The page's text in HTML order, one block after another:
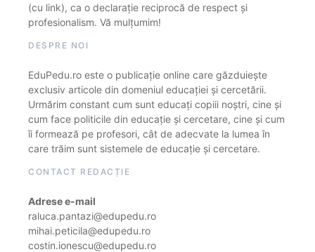
(cu link), ca o declarație reciprocă de respect și
profesionalism. Vă mulțumim!
DESPRE NOI
EduPedu.ro este o publicație online care găzduiește
exclusiv articole din domeniul educației și cercetării.
Urmărim constant cum sunt educați copiii noștri, cine și
cum face politicile din educație și cercetare, cine și cum
îi formează pe profesori, cât de adecvate la lumea în
care trăim sunt sistemele de educație și cercetare.
CONTACT REDACȚIE
Adrese e-mail
raluca.pantazi@edupedu.ro
mihai.peticila@edupedu.ro
costin.ionescu@edupedu.ro